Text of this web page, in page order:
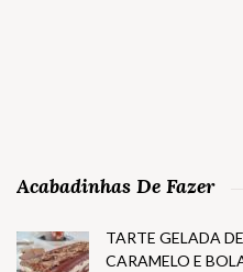
Acabadinhas De Fazer
TARTE GELADA
CARAMELO E